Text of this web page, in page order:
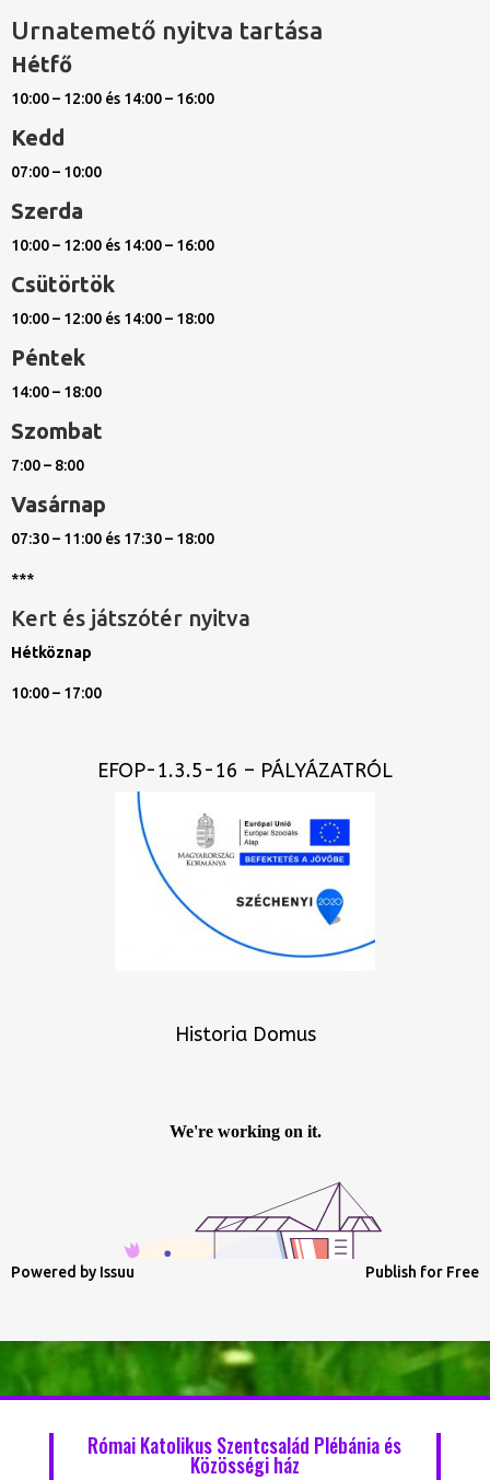
Urnatemető nyitva tartása
Hétfő
10:00 – 12:00 és 14:00 – 16:00
Kedd
07:00 – 10:00
Szerda
10:00 – 12:00 és 14:00 – 16:00
Csütörtök
10:00 – 12:00 és 14:00 – 18:00
Péntek
14:00 – 18:00
Szombat
7:00 – 8:00
Vasárnap
07:30 – 11:00 és 17:30 – 18:00
***
Kert és játszótér nyitva
Hétköznap
10:00 – 17:00
EFOP-1.3.5-16 – PÁLYÁZATRÓL
Historia Domus
Powered by Issuu Publish for Free
Római Katolikus Szentcsalád Plébánia és
Közösségi ház